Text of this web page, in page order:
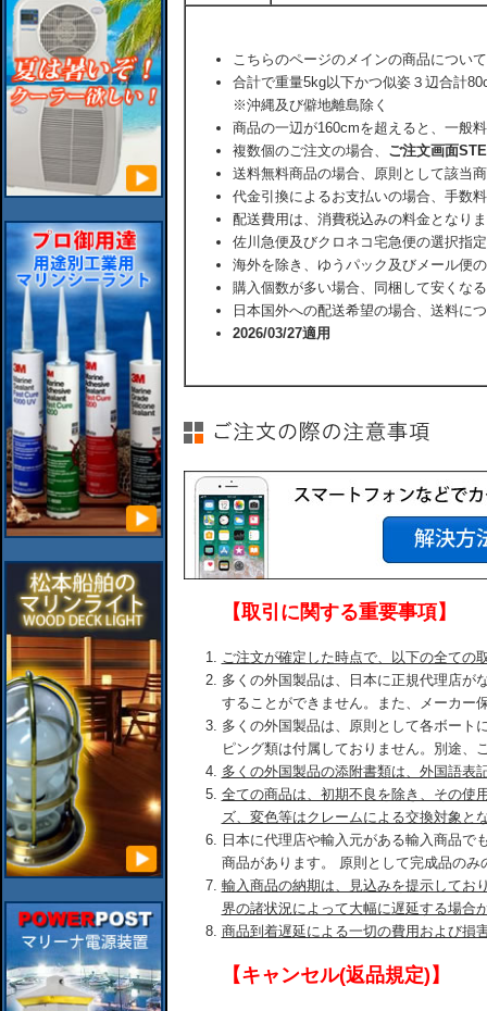
こちらのページのメインの商品につい
合計で重量5kg以下かつ似姿３辺合計
※沖縄及び僻地離島除く
商品の一辺が160cmを超えると、一般
複数個のご注文の場合、 ご注文画面
送料無料商品の場合、原則として該当
代金引換によるお支払いの場合、手数
配送費用は、消費税込みの料金となり
佐川急便及びクロネコ宅急便の選択指
海外を除き、ゆうパック及びメール便
購入個数が多い場合、同梱して安くな
日本国外への配送希望の場合、送料に
2026/03/27適用
【取引に関する重要事項】
ご注文が確定した時点で、以下の全ての
多くの外国製品は、日本に正規代理店が
することができません。また、メーカー
多くの外国製品は、原則として各ボート
ピング類は付属しておりません。別途、
多くの外国製品の添附書類は、外国語表
全ての商品は、初期不良を除き、その使
ズ、変色等はクレームによる交換対象と
日本に代理店や輸入元がある輸入商品で
商品があります。 原則として完成品のみ
輸入商品の納期は、見込みを提示してお
界の諸状況によって大幅に遅延する場合
商品到着遅延による一切の費用および損
【キャンセル(返品規定)】